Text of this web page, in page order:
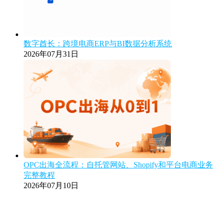
数字酋长：跨境电商ERP与BI数据分析系统
2026年07月31日
OPC出海全流程：自托管网站、Shopify和平台电商业务
完整教程
2026年07月10日